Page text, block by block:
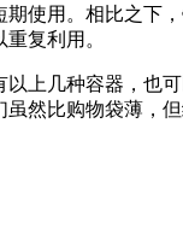
使用。相比之下
复利用。
几种容器，也可
然比购物袋薄，